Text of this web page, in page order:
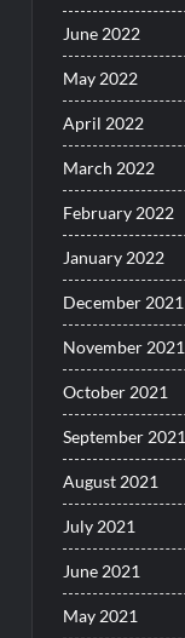
June 2022
May 2022
April 2022
March 2022
February 2022
January 2022
December 2021
November 2021
October 2021
September 2021
August 2021
July 2021
June 2021
May 2021